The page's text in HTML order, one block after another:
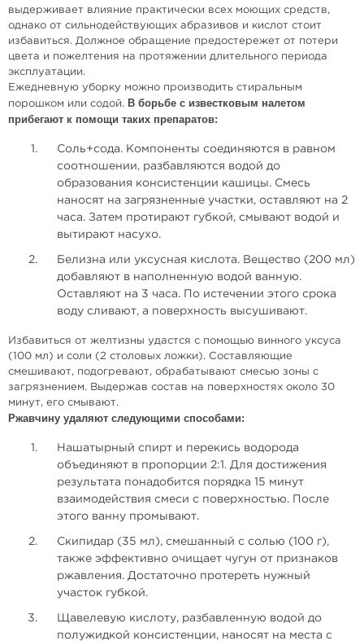
выдерживает влияние практически всех моющих средств,
однако от сильнодействующих абразивов и кислот стоит
избавиться. Должное обращение предостережет от потери
цвета и пожелтения на протяжении длительного периода
эксплуатации.
Ежедневную уборку можно производить стиральным
порошком или содой.
В борьбе с известковым налетом
прибегают к помощи таких препаратов:
Соль+сода. Компоненты соединяются в равном
соотношении, разбавляются водой до
образования консистенции кашицы. Смесь
наносят на загрязненные участки, оставляют на 2
часа. Затем протирают губкой, смывают водой и
вытирают насухо.
Белизна или уксусная кислота. Вещество (200 мл)
добавляют в наполненную водой ванную.
Оставляют на 3 часа. По истечении этого срока
воду сливают, а поверхность высушивают.
Избавиться от желтизны удастся с помощью винного уксуса
(100 мл) и соли (2 столовых ложки). Составляющие
смешивают, подогревают, обрабатывают смесью зоны с
загрязнением. Выдержав состав на поверхностях около 30
минут, его смывают.
Ржавчину удаляют следующими способами:
Нашатырный спирт и перекись водорода
объединяют в пропорции 2:1. Для достижения
результата понадобится порядка 15 минут
взаимодействия смеси с поверхностью. После
этого ванну промывают.
Скипидар (35 мл), смешанный с солью (100 г),
также эффективно очищает чугун от признаков
ржавления. Достаточно протереть нужный
участок губкой.
Щавелевую кислоту, разбавленную водой до
полужидкой консистенции, наносят на места с